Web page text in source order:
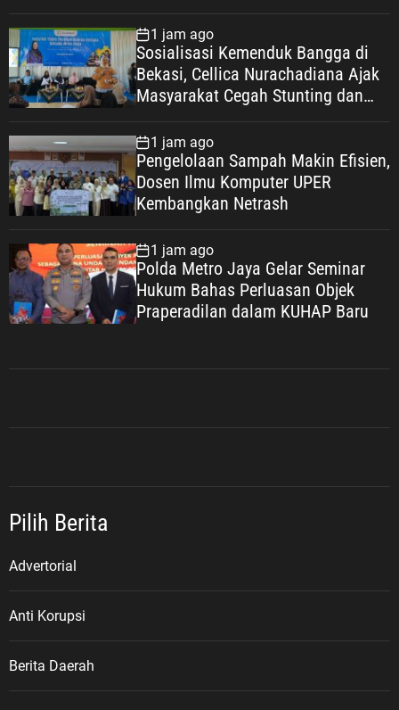
1 jam ago
Sosialisasi Kemenduk Bangga di
Bekasi, Cellica Nurachadiana Ajak
Masyarakat Cegah Stunting dan
1 jam ago
Pengelolaan Sampah Makin Efisien,
Dosen Ilmu Komputer UPER
Kembangkan Netrash
1 jam ago
Polda Metro Jaya Gelar Seminar
Hukum Bahas Perluasan Objek
Praperadilan dalam KUHAP Baru
Pilih Berita
Advertorial
Anti Korupsi
Berita Daerah